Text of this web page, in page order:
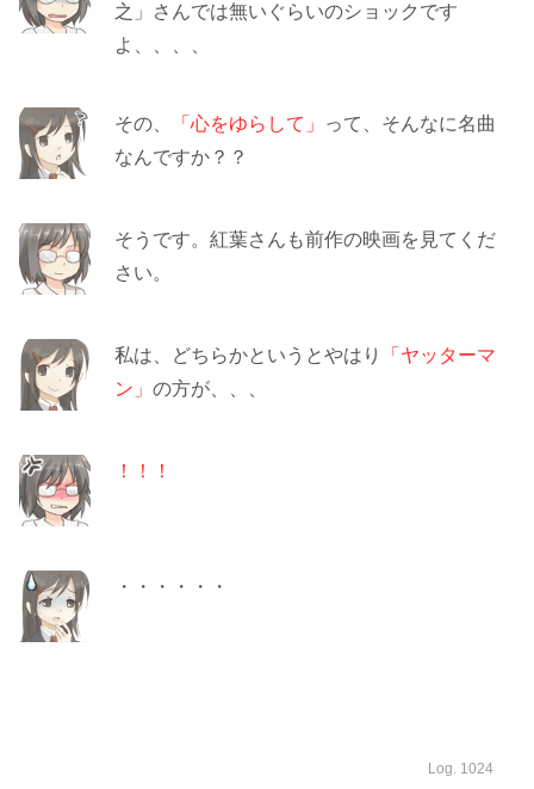
之」さんでは無いぐらいのショックです
よ、、、、
その、 「心をゆらして」
って、そんなに名曲
なんですか？？
そうです。紅葉さんも前作の映画を見てくだ
さい。
私は、どちらかというとやはり
「ヤッターマ
ン」 の方が、、、
！！！
・・・・・・
Log. 1024